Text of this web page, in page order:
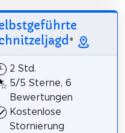
*
2 Std.
5/5 Sterne, 6
Bewertungen
Kostenlose
Stornierung